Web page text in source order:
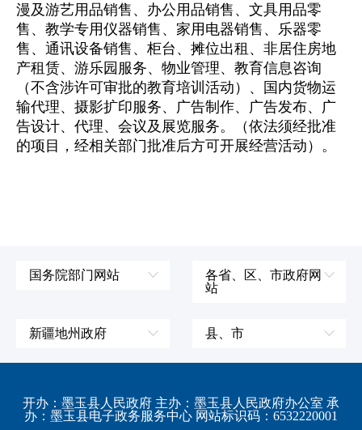
漫及游艺用品销售、办公用品销售、文具用品零
售、教学专用仪器销售、家用电器销售、乐器零
售、通讯设备销售、柜台、摊位出租、非居住房地
产租赁、游乐园服务、物业管理、教育信息咨询
（不含涉许可审批的教育培训活动）、国内货物运
输代理、摄影扩印服务、广告制作、广告发布、广
告设计、代理、会议及展览服务。（依法须经批准
的项目，经相关部门批准后方可开展经营活动）。
国务院部门网站
国防部
教育部
各省、区、市政府网
站
江苏省
新疆地州政府
伊犁哈萨克自治州
阿勒泰地区
县、市
皮山县
策勒县
开办：墨玉县人民政府 主办：墨玉县人民政府办公室 承
办：墨玉县电子政务服务中心 网站标识码：6532220001